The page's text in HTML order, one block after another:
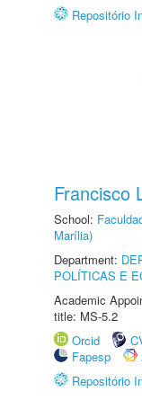
Repositório
Francisco
School:
Marília)
Department:
POLÍTICAS E
Academic
title: MS-5.2
Orcid
Fapesp
Repositório